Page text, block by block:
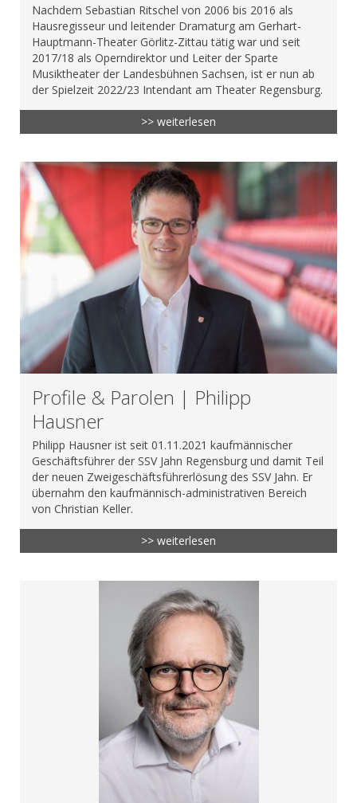
Nachdem Sebastian Ritschel von 2006 bis 2016 als
Hausregisseur und leitender Dramaturg am Gerhart-
Hauptmann-Theater Görlitz-Zittau tätig war und seit
2017/18 als Operndirektor und Leiter der Sparte
Musiktheater der Landesbühnen Sachsen, ist er nun ab
der Spielzeit 2022/23 Intendant am Theater Regensburg.
>> weiterlesen
Profile & Parolen | Philipp
Hausner
Philipp Hausner ist seit 01.11.2021 kaufmännischer
Geschäftsführer der SSV Jahn Regensburg und damit Teil
der neuen Zweigeschäftsführerlösung des SSV Jahn. Er
übernahm den kaufmännisch-administrativen Bereich
von Christian Keller.
>> weiterlesen